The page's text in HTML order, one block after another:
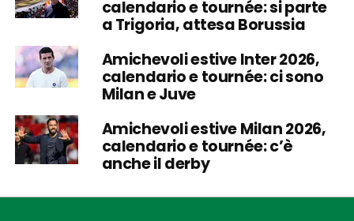
calendario e tournée: si parte
a Trigoria, attesa Borussia
Amichevoli estive Inter 2026,
calendario e tournée: ci sono
Milan e Juve
Amichevoli estive Milan 2026,
calendario e tournée: c’è
anche il derby